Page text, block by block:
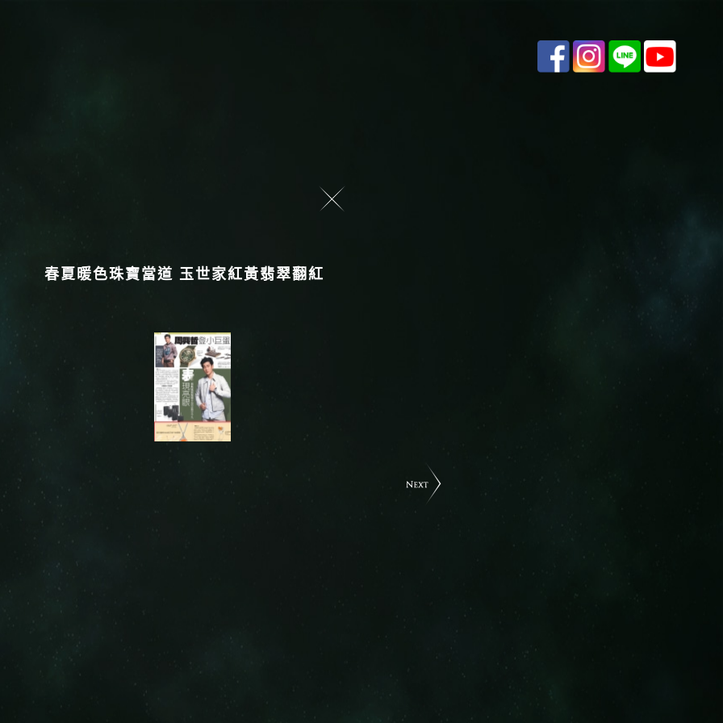
春夏暖色珠寶當道 玉世家紅黃翡翠翻紅